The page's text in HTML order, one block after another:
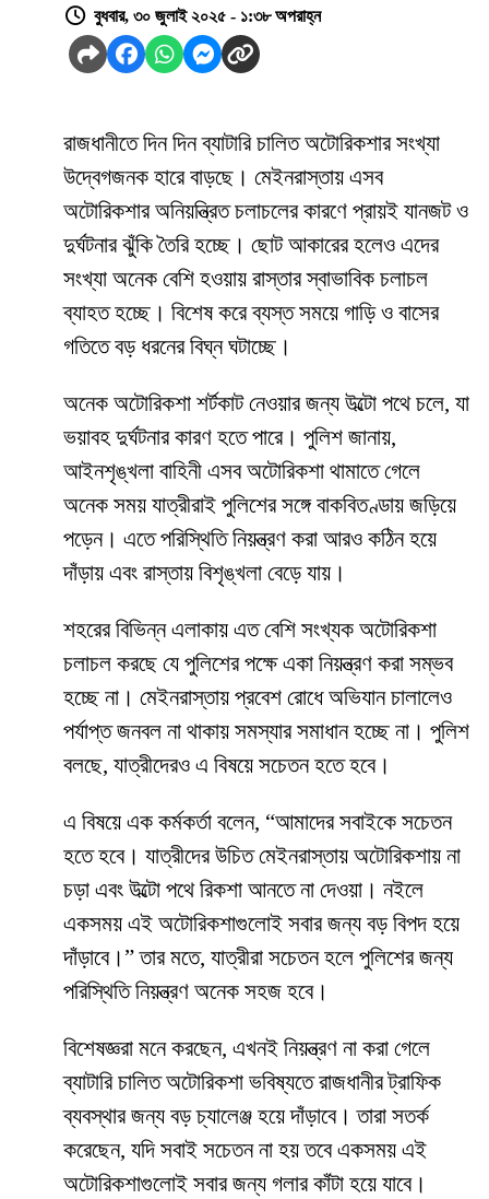
বুধবার, ৩০ জুলাই ২০২৫ - ১:৩৮ অপরাহ্ন
রাজধানীতে দিন দিন ব্যাটারি চালিত অটোরিকশার সংখ্যা
উদ্বেগজনক হারে বাড়ছে। মেইনরাস্তায় এসব
অটোরিকশার অনিয়ন্ত্রিত চলাচলের কারণে প্রায়ই যানজট ও
দুর্ঘটনার ঝুঁকি তৈরি হচ্ছে। ছোট আকারের হলেও এদের
সংখ্যা অনেক বেশি হওয়ায় রাস্তার স্বাভাবিক চলাচল
ব্যাহত হচ্ছে। বিশেষ করে ব্যস্ত সময়ে গাড়ি ও বাসের
গতিতে বড় ধরনের বিঘ্ন ঘটাচ্ছে।
অনেক অটোরিকশা শর্টকাট নেওয়ার জন্য উল্টো পথে চলে, যা
ভয়াবহ দুর্ঘটনার কারণ হতে পারে। পুলিশ জানায়,
আইনশৃঙ্খলা বাহিনী এসব অটোরিকশা থামাতে গেলে
অনেক সময় যাত্রীরাই পুলিশের সঙ্গে বাকবিতণ্ডায় জড়িয়ে
পড়েন। এতে পরিস্থিতি নিয়ন্ত্রণ করা আরও কঠিন হয়ে
দাঁড়ায় এবং রাস্তায় বিশৃঙ্খলা বেড়ে যায়।
শহরের বিভিন্ন এলাকায় এত বেশি সংখ্যক অটোরিকশা
চলাচল করছে যে পুলিশের পক্ষে একা নিয়ন্ত্রণ করা সম্ভব
হচ্ছে না। মেইনরাস্তায় প্রবেশ রোধে অভিযান চালালেও
পর্যাপ্ত জনবল না থাকায় সমস্যার সমাধান হচ্ছে না। পুলিশ
বলছে, যাত্রীদেরও এ বিষয়ে সচেতন হতে হবে।
এ বিষয়ে এক কর্মকর্তা বলেন, “আমাদের সবাইকে সচেতন
হতে হবে। যাত্রীদের উচিত মেইনরাস্তায় অটোরিকশায় না
চড়া এবং উল্টো পথে রিকশা আনতে না দেওয়া। নইলে
একসময় এই অটোরিকশাগুলোই সবার জন্য বড় বিপদ হয়ে
দাঁড়াবে।” তার মতে, যাত্রীরা সচেতন হলে পুলিশের জন্য
পরিস্থিতি নিয়ন্ত্রণ অনেক সহজ হবে।
বিশেষজ্ঞরা মনে করছেন, এখনই নিয়ন্ত্রণ না করা গেলে
ব্যাটারি চালিত অটোরিকশা ভবিষ্যতে রাজধানীর ট্রাফিক
ব্যবস্থার জন্য বড় চ্যালেঞ্জ হয়ে দাঁড়াবে। তারা সতর্ক
করেছেন, যদি সবাই সচেতন না হয় তবে একসময় এই
অটোরিকশাগুলোই সবার জন্য গলার কাঁটা হয়ে যাবে।